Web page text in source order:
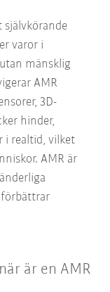
varor i
mänsklig
AMR
3D-
hinder,
i realtid, vilket
AMR är
förbättrar
är en AMR